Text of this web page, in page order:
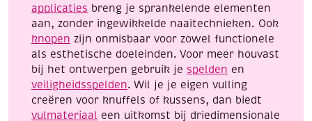
applicaties breng je sprankelende elementen
aan, zonder ingewikkelde naaitechnieken. Ook
knopen zijn onmisbaar voor zowel functionele
als esthetische doeleinden. Voor meer houvast
bij het ontwerpen gebruik je spelden en
veiligheidsspelden. Wil je je eigen vulling
creëren voor knuffels of kussens, dan biedt
vulmateriaal een uitkomst bij driedimensionale